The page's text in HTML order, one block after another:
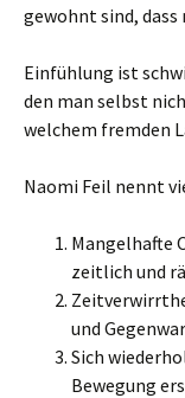
gewohnt sind,
Einfühlung ist
den man selbst
welchem fremden
Naomi Feil nennt
Mangelhafte
zeitlich und
und
Sich
Bewegung